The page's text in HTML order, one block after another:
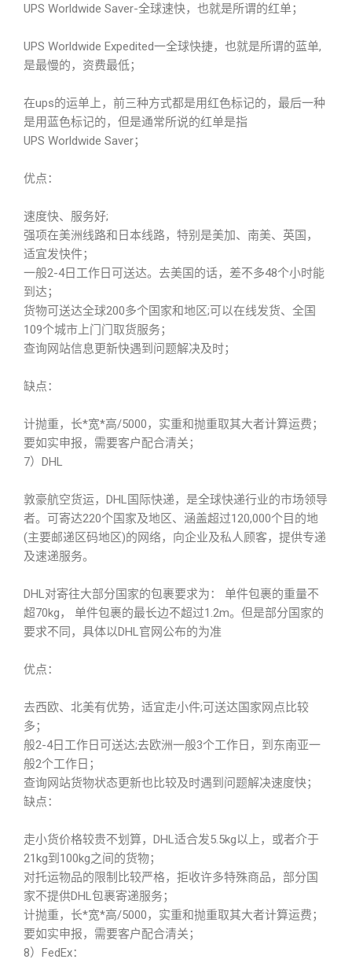
UPS Worldwide Saver-全球速快，也就是所谓的红单；
UPS Worldwide Expedited一全球快捷，也就是所谓的蓝单,
是最慢的，资费最低；
在ups的运单上，前三种方式都是用红色标记的，最后一种
是用蓝色标记的，但是通常所说的红单是指
UPS Worldwide Saver；
优点：
速度快、服务好;
强项在美洲线路和日本线路，特别是美加、南美、英国，
适宜发快件；
一般2-4日工作日可送达。去美国的话，差不多48个小时能
到达；
货物可送达全球200多个国家和地区;可以在线发货、全国
109个城市上门门取货服务；
查询网站信息更新快遇到问题解决及时；
缺点：
计抛重，长*宽*高/5000，实重和抛重取其大者计算运费；
要如实申报，需要客户配合清关；
7）DHL
敦豪航空货运，DHL国际快递，是全球快递行业的市场领导
者。可寄达220个国家及地区、涵盖超过120,000个目的地
(主要邮递区码地区)的网络，向企业及私人顾客，提供专递
及速递服务。
DHL对寄往大部分国家的包裹要求为： 单件包裹的重量不
超70kg， 单件包裹的最长边不超过1.2m。但是部分国家的
要求不同，具体以DHL官网公布的为准
优点：
去西欧、北美有优势，适宜走小件;可送达国家网点比较
多；
般2-4日工作日可送达;去欧洲一般3个工作日，到东南亚一
般2个工作日；
查询网站货物状态更新也比较及时遇到问题解决速度快；
缺点：
走小货价格较贵不划算，DHL适合发5.5kg以上，或者介于
21kg到100kg之间的货物；
对托运物品的限制比较严格，拒收许多特殊商品，部分国
家不提供DHL包裹寄递服务；
计抛重，长*宽*高/5000，实重和抛重取其大者计算运费；
要如实申报，需要客户配合清关；
8）FedEx：